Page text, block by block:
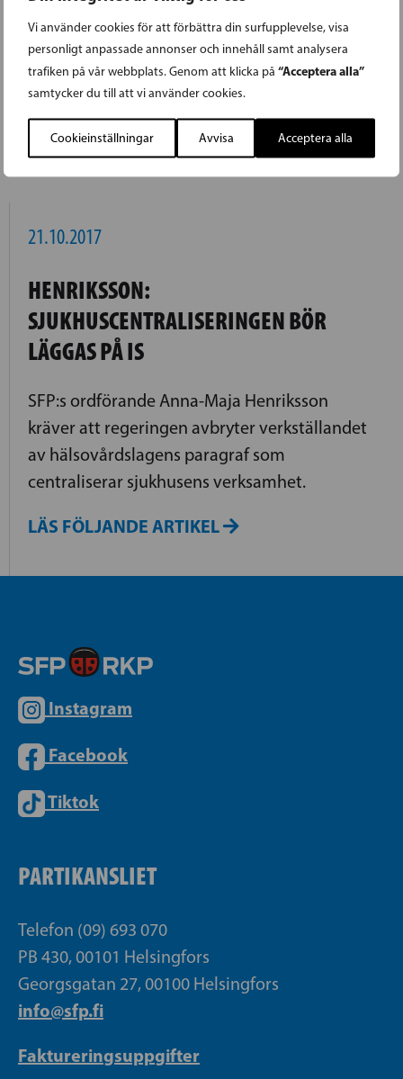
Vi använder cookies för att förbättra din surfupplevelse, visa
personligt anpassade annonser och innehåll samt analysera
trafiken på vår webbplats. Genom att klicka på “Acceptera alla”
samtycker du till att vi använder cookies.
Cookieinställningar Avvisa Acceptera alla
DAN EKHOLM NY PRESSCHEF FÖR SFP
Svenska folkpartiet har utsett Dan Ekholm till
LÄS FÖREGÅENDE ARTIKEL
21.10.2017
HENRIKSSON:
SJUKHUSCENTRALISERINGEN BÖR
LÄGGAS PÅ IS
SFP:s ordförande Anna-Maja Henriksson
kräver att regeringen avbryter verkställandet
av hälsovårdslagens paragraf som
centraliserar sjukhusens verksamhet.
LÄS FÖLJANDE ARTIKEL
Instagram
Facebook
Tiktok
PARTIKANSLIET
Telefon (09) 693 070
PB 430, 00101 Helsingfors
Georgsgatan 27, 00100 Helsingfors
info@sfp.fi
Faktureringsuppgifter